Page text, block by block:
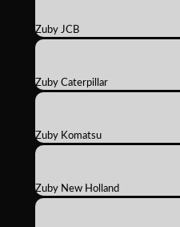
Zuby JCB
Zuby Caterpillar
Zuby Komatsu
Zuby New Holland